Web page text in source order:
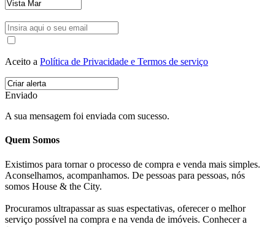
Aceito a Política de Privacidade e Termos de serviço
Enviado
A sua mensagem foi enviada com sucesso.
Quem Somos
Existimos para tornar o processo de compra e venda mais simples.
Aconselhamos, acompanhamos. De pessoas para pessoas, nós
somos House & the City.
Procuramos ultrapassar as suas espectativas, oferecer o melhor
serviço possível na compra e na venda de imóveis. Conhecer a